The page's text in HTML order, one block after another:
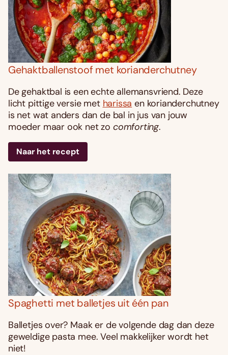
Gehaktballenstoof met korianderchutney
De gehaktbal is een echte allemansvriend. Deze
licht pittige versie met harissa en korianderchutney
is net wat anders dan de bal in jus van jouw
moeder maar ook net zo comforting.
Naar het recept
Spaghetti met balletjes uit één pan
Balletjes over? Maak er de volgende dag dan deze
geweldige pasta mee. Veel makkelijker wordt het
niet!